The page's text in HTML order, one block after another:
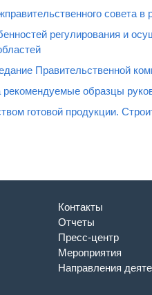
совета
регулирования и
Правительственной
рекомендуемые образцы
готовой продукции.
Контакты
Отчеты
Пресс-центр
Мероприятия
Направления